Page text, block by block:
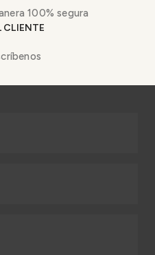
100% segura